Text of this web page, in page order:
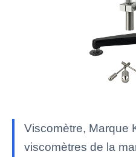
Viscomètre, Marque
viscomètres de la